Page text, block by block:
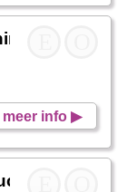
- dispatch
meer info ▶